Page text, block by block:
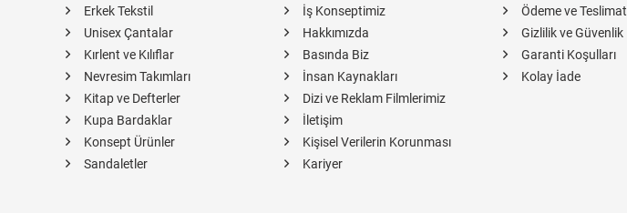
Erkek Tekstil
Unisex Çantalar
Kırlent ve Kılıflar
Nevresim Takımları
Kitap ve Defterler
Kupa Bardaklar
Konsept Ürünler
Sandaletler
İş Konseptimiz
Hakkımızda
Basında Biz
İnsan Kaynakları
Dizi ve Reklam Filmlerimiz
İletişim
Kişisel Verilerin Korunması
Kariyer
Ödeme ve Teslimat
Gizlilik ve Güvenlik
Garanti Koşulları
Kolay İade